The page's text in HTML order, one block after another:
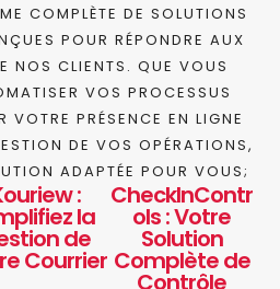
COMPLÈTE DE SOLUTIONS
POUR RÉPONDRE AUX
NOS CLIENTS. QUE VOUS
VOS PROCESSUS
VOTRE PRÉSENCE EN LIGNE
DE VOS OPÉRATIONS,
ADAPTÉE POUR VOUS;
:
la
de
Courrier
CheckInContr
ols : Votre
Solution
Complète de
Contrôle